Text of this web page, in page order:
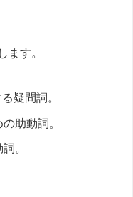
ます。
疑問詞。
助動詞。
。